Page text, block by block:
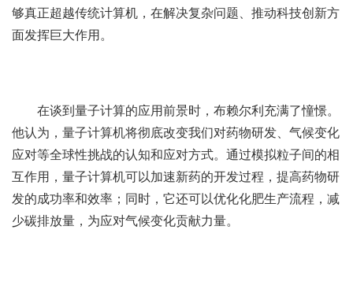
够真正超越传统计算机，在解决复杂问题、推动科技创新方
面发挥巨大作用。
在谈到量子计算的应用前景时，布赖尔利充满了憧憬。
他认为，量子计算机将彻底改变我们对药物研发、气候变化
应对等全球性挑战的认知和应对方式。通过模拟粒子间的相
互作用，量子计算机可以加速新药的开发过程，提高药物研
发的成功率和效率；同时，它还可以优化化肥生产流程，减
少碳排放量，为应对气候变化贡献力量。